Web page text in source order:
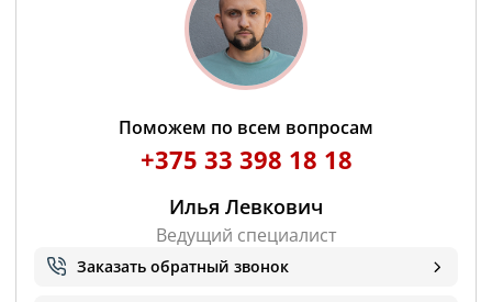
Поможем по всем вопросам
+375 33 398 18 18
Илья Левкович
Ведущий специалист
Заказать обратный звонок